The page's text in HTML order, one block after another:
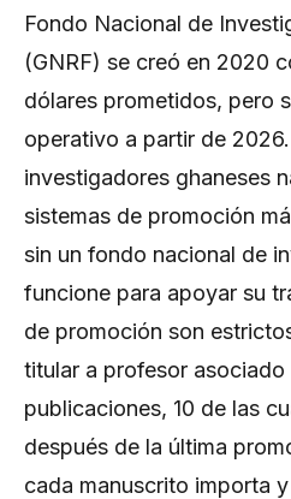
Fondo Nacional de
(GNRF) se creó en 2020
dólares prometidos, pero
operativo a partir de
investigadores ghaneses
sistemas de promoción
sin un fondo nacional de
funcione para apoyar su
de promoción son
titular a profesor asociado
publicaciones, 10 de las
después de la última
cada manuscrito importa